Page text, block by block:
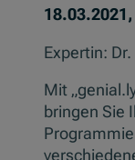
Expertin:
Mit
bringen Sie